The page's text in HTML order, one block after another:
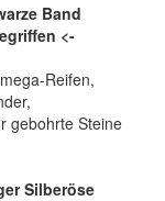
Band
<-
Reifen,
gebohrte Steine
Silberöse